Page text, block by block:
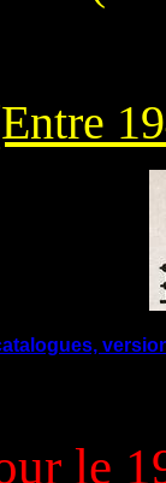
le